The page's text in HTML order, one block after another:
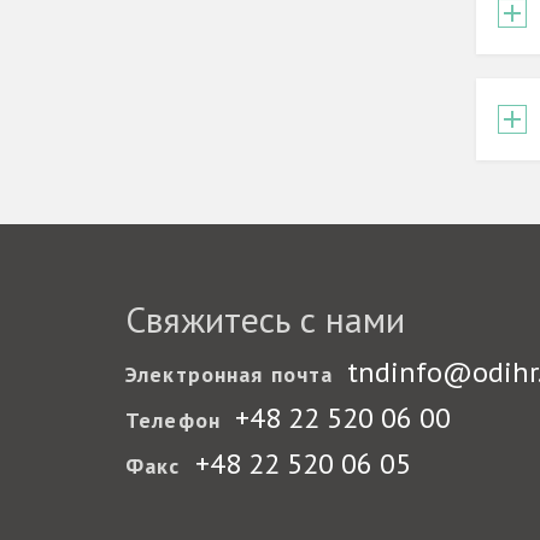
Свяжитесь с нами
Электронная почта
Телефон +48 22 520 06 00
Факс +48 22 520 06 05